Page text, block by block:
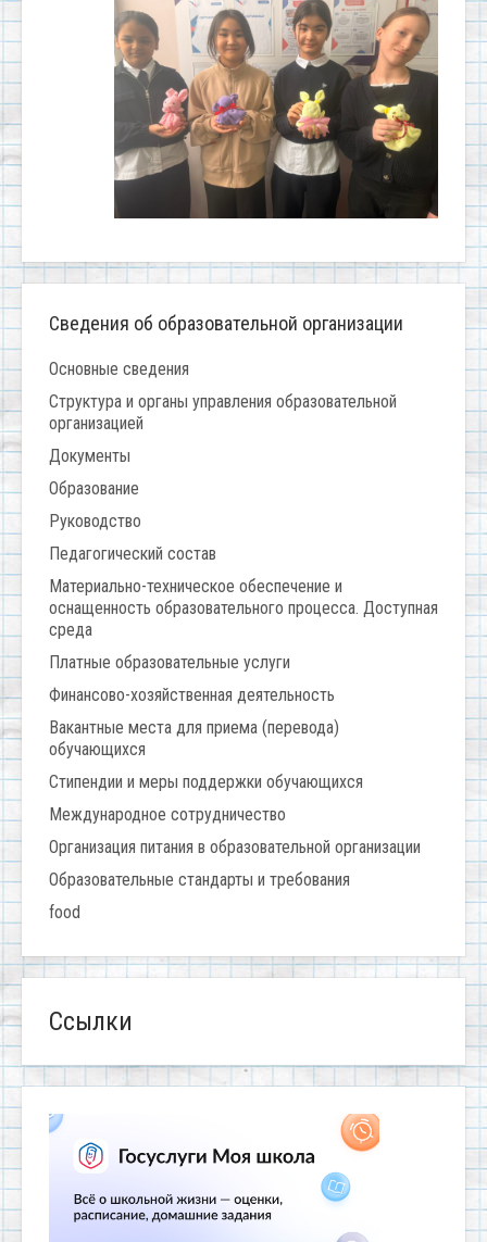
Сведения об образовательной организации
Основные сведения
Структура и органы управления образовательной
организацией
Документы
Образование
Руководство
Педагогический состав
Материально-техническое обеспечение и
оснащенность образовательного процесса. Доступная
среда
Платные образовательные услуги
Финансово-хозяйственная деятельность
Вакантные места для приема (перевода)
обучающихся
Стипендии и меры поддержки обучающихся
Международное сотрудничество
Организация питания в образовательной организации
Образовательные стандарты и требования
food
Ссылки